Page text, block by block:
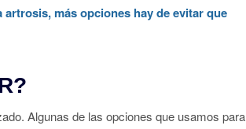
más opciones hay de evitar que
Algunas de las opciones que usamos para